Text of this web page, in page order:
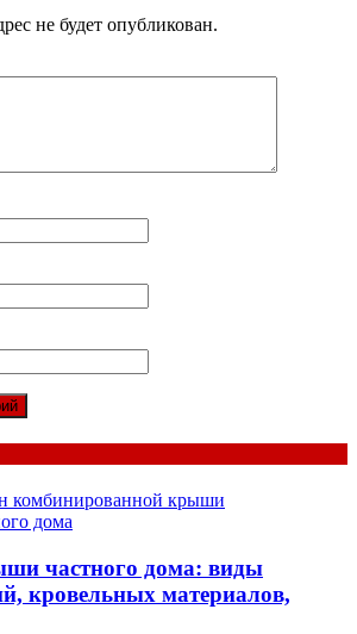
не будет опубликован.
частного дома: виды
кровельных материалов,